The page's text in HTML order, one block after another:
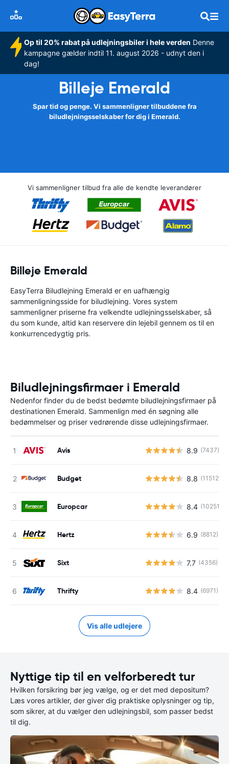
Op til 20% rabat på udlejningsbiler i hele verden Denne
kampagne gælder indtil 11. august 2026 - udnyt den i
dag!
Billeje Emerald
Spar tid og penge. Vi sammenligner tilbuddene fra
biludlejningsselskaber for dig i Emerald.
Vi sammenligner tilbud fra alle de kendte leverandører
Billeje Emerald
EasyTerra Biludlejning Emerald er en uafhængig
sammenligningsside for biludlejning. Vores system
sammenligner priserne fra velkendte udlejningsselskaber, så
du som kunde, altid kan reservere din lejebil gennem os til en
konkurrencedygtig pris.
Biludlejningsfirmaer i Emerald
Nedenfor finder du de bedst bedømte biludlejningsfirmaer på
destinationen Emerald. Sammenlign med én søgning alle
bedømmelser og priser vedrørende disse udlejningsfirmaer.
Avis 8.9 (7437)
Budget 8.8 (11512)
Europcar 8.4 (10251)
Hertz 6.9 (8812)
Sixt 7.7 (4356)
Thrifty 8.4 (6971)
Vis alle udlejere
Nyttige tip til en velforberedt tur
Hvilken forsikring bør jeg vælge, og er det med depositum?
Læs vores artikler, der giver dig praktiske oplysninger og tip,
som sikrer, at du vælger den udlejningsbil, som passer bedst
til dig.